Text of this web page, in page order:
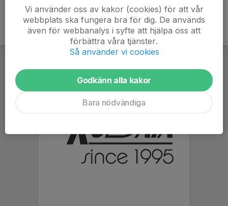
Vi använder oss av kakor (cookies) för att vår
webbplats ska fungera bra för dig. De används
även för webbanalys i syfte att hjälpa oss att
förbättra våra tjänster.
Så använder vi cookies
Godkänn alla kakor
Bara nödvändiga